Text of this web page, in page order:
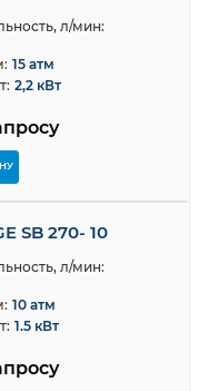
л/мин:
15 атм
2,2 кВт
SB 270- 10
л/мин:
10 атм
1.5 кВт